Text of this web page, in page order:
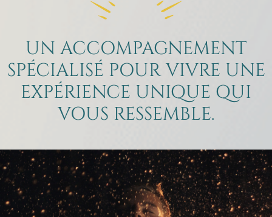
UN ACCOMPAGNEMENT
SPÉCIALISÉ POUR VIVRE UNE
EXPÉRIENCE UNIQUE QUI
VOUS RESSEMBLE.